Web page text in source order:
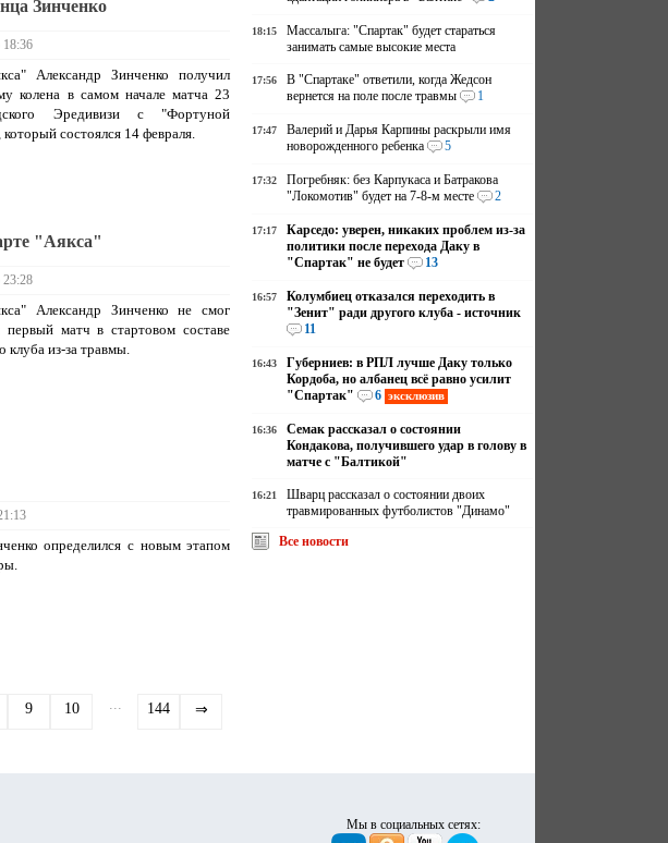
Зинченко
18:36
Александр Зинченко получил
колена в самом начале матча 23
Эредивизи с "Фортуной
состоялся 14 февраля.
"Аякса"
23:28
Александр Зинченко не смог
первый матч в стартовом составе
клуба из-за травмы.
определился с новым этапом
9 10 ... 144 ⇒
18:15
Массалыга: "Спартак" будет стараться
занимать самые высокие места
17:56
В "Спартаке" ответили, когда Жедсон
вернется на поле после травмы
1
17:47
Валерий и Дарья Карпины раскрыли имя
новорожденного ребенка
5
17:32
Погребняк: без Карпукаса и Батракова
"Локомотив" будет на 7-8-м месте
2
17:17
Карседо: уверен, никаких проблем из-за
политики после перехода Даку в
"Спартак" не будет
13
16:57
Колумбиец отказался переходить в
"Зенит" ради другого клуба - источник
11
16:43
Губерниев: в РПЛ лучше Даку только
Кордоба, но албанец всё равно усилит
"Спартак"
6 эксклюзив
16:36
Семак рассказал о состоянии
Кондакова, получившего удар в голову в
матче с "Балтикой"
16:21
Шварц рассказал о состоянии двоих
травмированных футболистов "Динамо"
Все новости
Мы в социальных сетях: